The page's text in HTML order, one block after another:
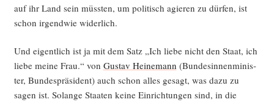
auf ihr Land sein müss­ten, um poli­tisch agie­ren zu dür­fen, ist
schon irgend­wie widerlich.
Und eigent­lich ist ja mit dem Satz „Ich lie­be nicht den Staat, ich
lie­be mei­ne Frau.“ von Gus­tav Hei­ne­mann (Bun­des­in­nen­mi­nis­
ter, Bun­des­prä­si­dent) auch schon alles gesagt, was dazu zu
sagen ist. Solan­ge Staa­ten kei­ne Ein­rich­tun­gen sind, in die